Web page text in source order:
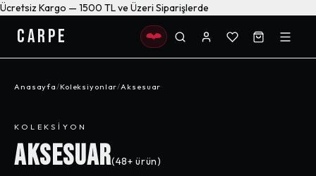
Ücretsiz Kargo — 1500 TL ve Üzeri Siparişlerde
CARPE
Anasayfa/Koleksiyonlar/Aksesuar
KOLEKSIYON
AKSESUAR(48+ ürün)